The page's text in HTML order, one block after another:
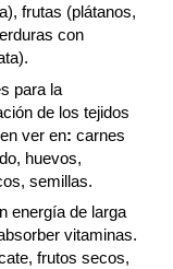
frutas (plátanos,
con
para la
de los tejidos
ver en: carnes
huevos,
semillas.
energía de larga
vitaminas.
frutos secos,